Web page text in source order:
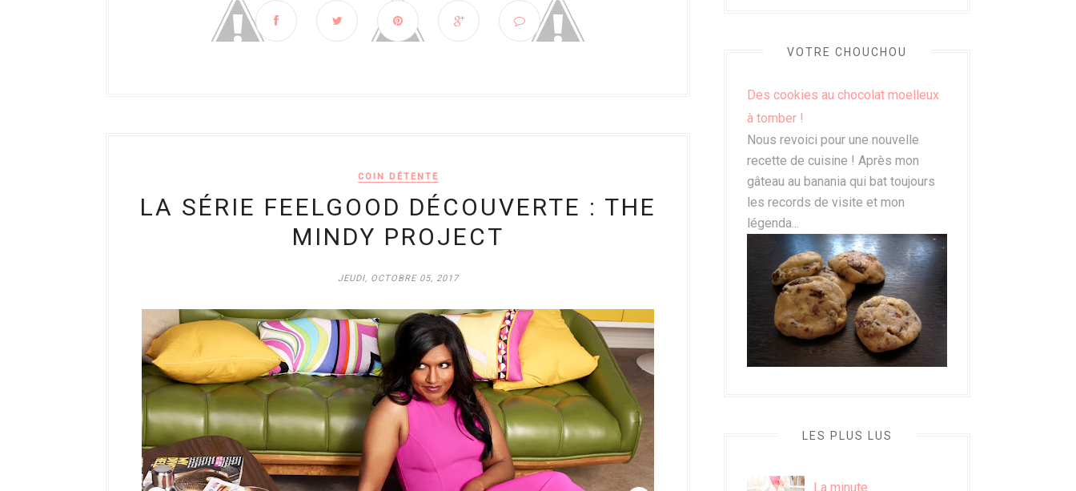
COIN DÉTENTE
LA SÉRIE FEELGOOD DÉCOUVERTE : THE
MINDY PROJECT
JEUDI, OCTOBRE 05, 2017
VOTRE CHOUCHOU
Des cookies au chocolat moelleux
à tomber !
Nous revoici pour une nouvelle
recette de cuisine ! Après mon
gâteau au banania qui bat toujours
les records de visite et mon
légenda...
LES PLUS LUS
La minute